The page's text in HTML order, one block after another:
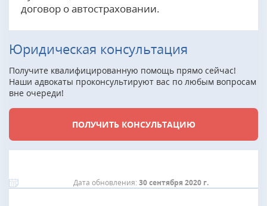
договор о автостраховании.
Юридическая консультация
Получите квалифицированную помощь прямо сейчас!
Наши адвокаты проконсультируют вас по любым вопросам
вне очереди!
ПОЛУЧИТЬ КОНСУЛЬТАЦИЮ
Дата обновления: 30 сентября 2020 г.